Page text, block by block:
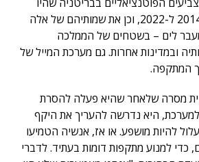
רשומים להצבעה בין 2014 ל-2022, וכן את שמותיהם של אלה
לים – בשטחים של הממלכה
ובמדינות אחרות. גם מערכת המייל של
המתקפה.
מסרה שלאחר שהיא פעלה להסרת
היא נדרשה להעריך את היקף
להיות מושפע. או אז, אנשיה הטמיעו
כדי למנוע מתקפות דומות בעתיד. לדברי